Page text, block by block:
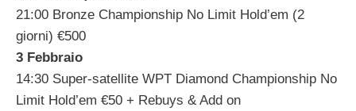
21:00 Bronze Championship No Limit Hold’em (2
giorni) €500
3 Febbraio
14:30 Super-satellite WPT Diamond Championship No
Limit Hold’em €50 + Rebuys & Add on